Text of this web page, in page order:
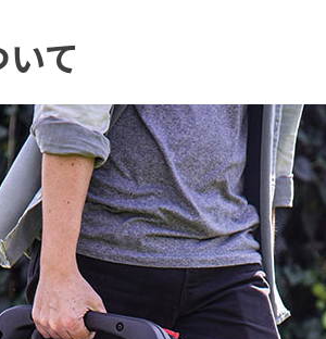
generator
dual fuel
2500 watt dual fuel
generator
て